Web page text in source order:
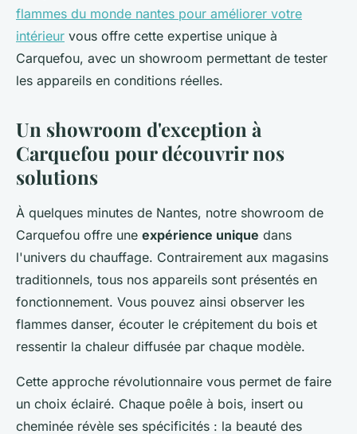
flammes du monde nantes pour améliorer votre
intérieur vous offre cette expertise unique à
Carquefou, avec un showroom permettant de tester
les appareils en conditions réelles.
Un showroom d'exception à
Carquefou pour découvrir nos
solutions
À quelques minutes de Nantes, notre showroom de
Carquefou offre une expérience unique dans
l'univers du chauffage. Contrairement aux magasins
traditionnels, tous nos appareils sont présentés en
fonctionnement. Vous pouvez ainsi observer les
flammes danser, écouter le crépitement du bois et
ressentir la chaleur diffusée par chaque modèle.
Cette approche révolutionnaire vous permet de faire
un choix éclairé. Chaque poêle à bois, insert ou
cheminée révèle ses spécificités : la beauté des